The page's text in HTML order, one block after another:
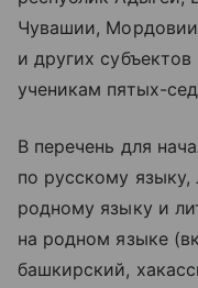
Чувашии,
и других
ученикам пятых-
В перечень для
по русскому языку,
родному языку и
на родном языке
башкирский,